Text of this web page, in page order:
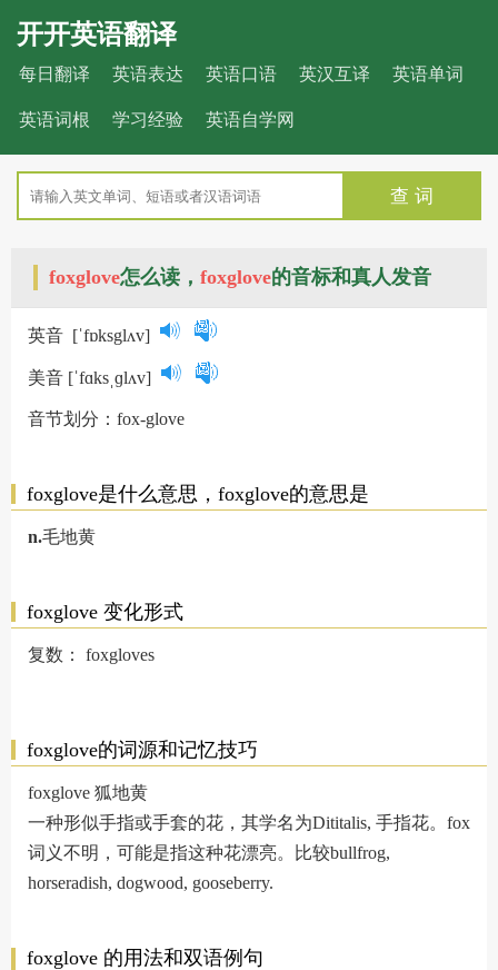
开开英语翻译
每日翻译 英语表达 英语口语 英汉互译 英语单词
英语词根 学习经验 英语自学网
查 词
foxglove怎么读， foxglove的音标和真人发音
英音 [ˈfɒksglʌv]
美音 [ˈfɑksˌɡlʌv]
音节划分：fox-glove
foxglove是什么意思，foxglove的意思是
n.毛地黄
foxglove 变化形式
复数： foxgloves
foxglove的词源和记忆技巧
foxglove 狐地黄
一种形似手指或手套的花，其学名为Dititalis, 手指花。fox
词义不明，可能是指这种花漂亮。比较bullfrog,
horseradish, dogwood, gooseberry.
foxglove 的用法和双语例句